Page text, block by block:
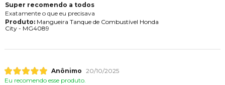
Super recomendo a todos
Exatamente o que eu precisava
Produto:Mangueira Tanque de Combustível Honda
City - MG4089
Anônimo 20/10/2025
Eu recomendo esse produto.